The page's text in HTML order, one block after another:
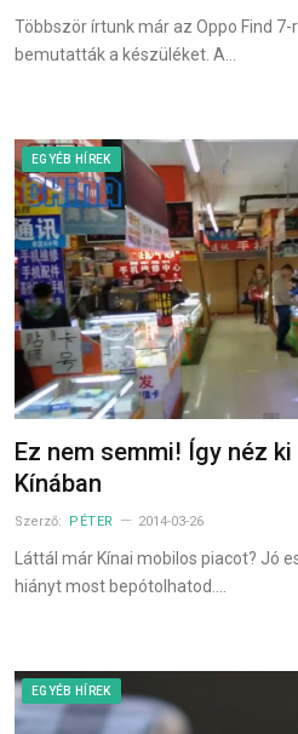
Többször írtunk már az Oppo Find
bemutatták a készüléket. A…
EGYÉB HÍREK
Ez nem semmi! Így néz
Kínában
Szerző: PÉTER 2014-03-26
Láttál már Kínai mobilos piacot? Jó
hiányt most bepótolhatod.…
EGYÉB HÍREK